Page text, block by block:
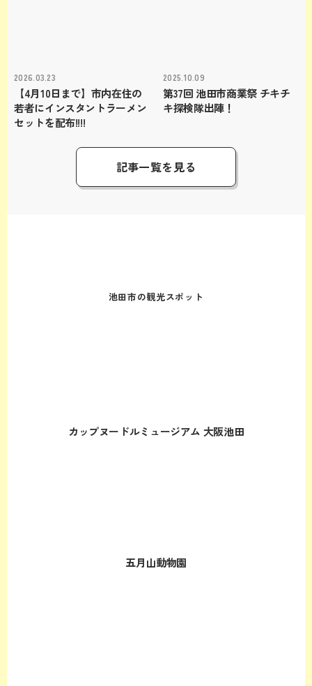
2026.03.23
【4月10日まで】市内在住の
若者にインスタントラーメン
セットを配布!!!!
2025.10.09
第37回 池田市商業祭 チキチ
キ探検隊出陣！
記事一覧を見る
池田市の観光スポット
カップヌードルミュージアム 大阪池田
五月山動物園